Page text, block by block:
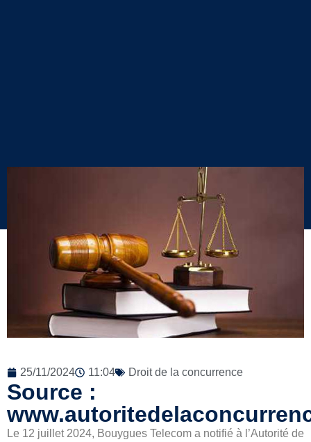
25/11/2024 11:04 Droit de la concurrence
Source :
Le 12 juillet 2024, Bouygues Telecom a notifié à l’Autorité de